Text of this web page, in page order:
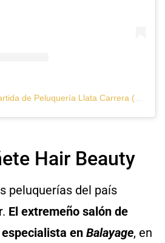
Hair Beauty
peluquerías del país
El extremeño salón de
en Balayage, en